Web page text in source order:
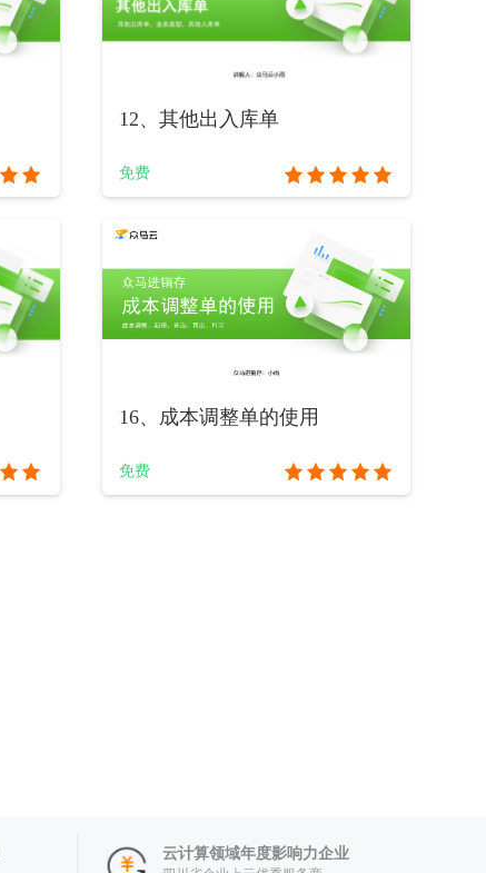
12、其他出入库单
免费
16、成本调整单的使用
免费
云计算领域年度影响力企业